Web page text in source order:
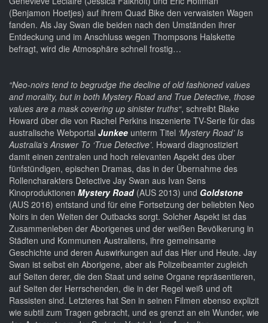
(Benjamon Hoetjes) auf ihrem Quad Bike den verwaisten Wagen
fanden. Als Jay Swan die beiden nach den Umständen ihrer
Entdeckung und im Anschluss wegen Thompsons Halskette
befragt, wird die Atmosphäre schnell frostig…
“Neo-noirs tend to begrudge the decline of old fashioned values
and morality, but in both Mystery Road and True Detective, those
values are a mask covering up sinister truths“, schreibt Blake
Howard über die von Rachel Perkins inszenierte TV-Serie für das
australische Webportal Junkee unterm Titel ‘Mystery Road’ Is
Australia’s Answer To ‘True Detective’. Howard diagnostiziert
damit einen zentralen und hoch relevanten Aspekt des über
fünfstündigen, epischen Dramas, das in der Übernahme des
Rollencharakters Detective Jay Swan aus Ivan Sens
Kinoproduktionen Mystery Road(AUS 2013) und Goldstone
(AUS 2016) entstand und für eine Fortsetzung der beliebten Neo
Noirs in den Weiten der Outbacks sorgt. Solcher Aspekt ist das
Zusammenleben der Aborigenes und der weißen Bevölkerung in
Städten und Kommunen Australiens, ihre gemeinsame
Geschichte und deren Auswirkungen auf das Hier und Heute. Jay
Swan ist selbst ein Aborigene, aber als Polizeibeamter zugleich
auf Seiten derer, die den Staat und seine Organe repräsentieren,
auf Seiten der Herrschenden, die in der Regel weiß und oft
Rassisten sind. Letzteres hat Sen in seinen Filmen ebenso explizit
wie subtil zum Tragen gebracht, und es grenzt an ein Wunder, wie